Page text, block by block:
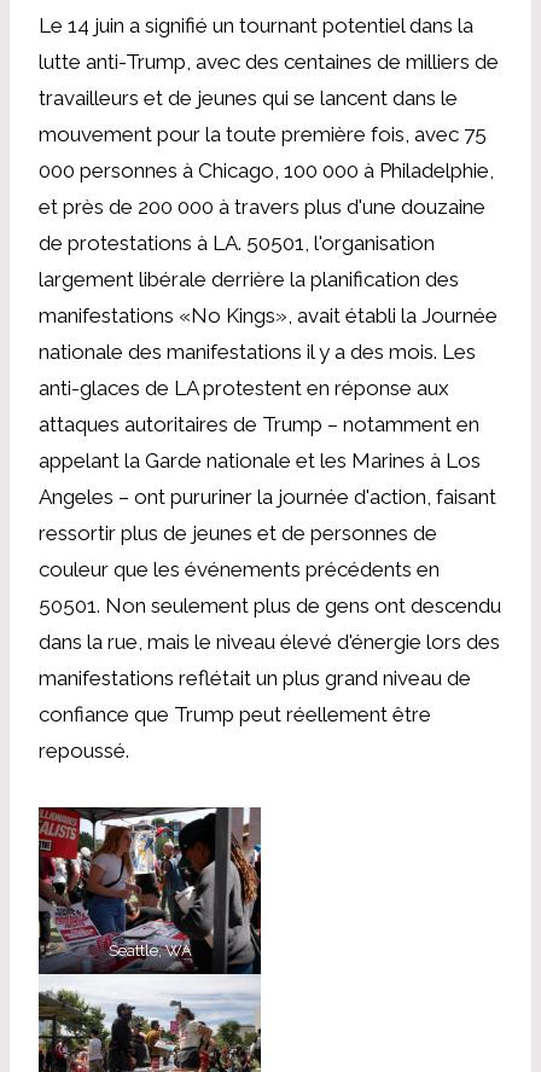
Le 14 juin a signifié un tournant potentiel dans la
lutte anti-Trump, avec des centaines de milliers de
travailleurs et de jeunes qui se lancent dans le
mouvement pour la toute première fois, avec 75
000 personnes à Chicago, 100 000 à Philadelphie,
et près de 200 000 à travers plus d'une douzaine
de protestations à LA. 50501, l'organisation
largement libérale derrière la planification des
manifestations «No Kings», avait établi la Journée
nationale des manifestations il y a des mois. Les
anti-glaces de LA protestent en réponse aux
attaques autoritaires de Trump – notamment en
appelant la Garde nationale et les Marines à Los
Angeles – ont pururiner la journée d'action, faisant
ressortir plus de jeunes et de personnes de
couleur que les événements précédents en
50501. Non seulement plus de gens ont descendu
dans la rue, mais le niveau élevé d'énergie lors des
manifestations reflétait un plus grand niveau de
confiance que Trump peut réellement être
repoussé.
Seattle, WA